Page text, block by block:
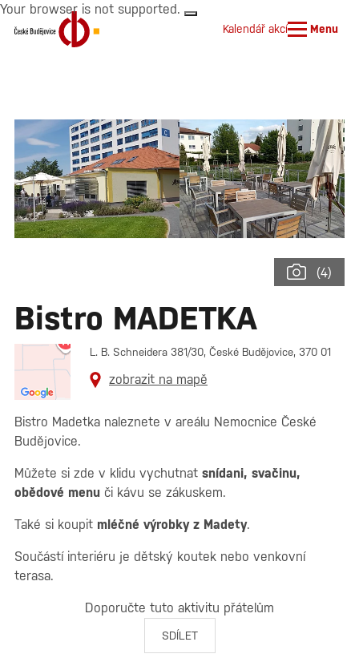
Your browser is not supported.
Kalendář akcí Menu
(4)
Bistro MADETKA
L. B. Schneidera 381/30, České Budějovice, 370 01
zobrazit na mapě
Bistro Madetka naleznete v areálu Nemocnice České
Budějovice.
Můžete si zde v klidu vychutnat snídani, svačinu,
obědové menu či kávu se zákuskem.
Také si koupit mléčné výrobky z Madety.
Součástí interiéru je dětský koutek nebo venkovní
terasa.
Doporučte tuto aktivitu přátelům
SDÍLET